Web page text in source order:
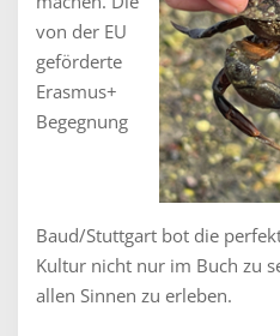
von der EU
geförderte
Erasmus+
Begegnung
Baud/Stuttgart bot die
Kultur nicht nur im Buch zu
allen Sinnen zu erleben.